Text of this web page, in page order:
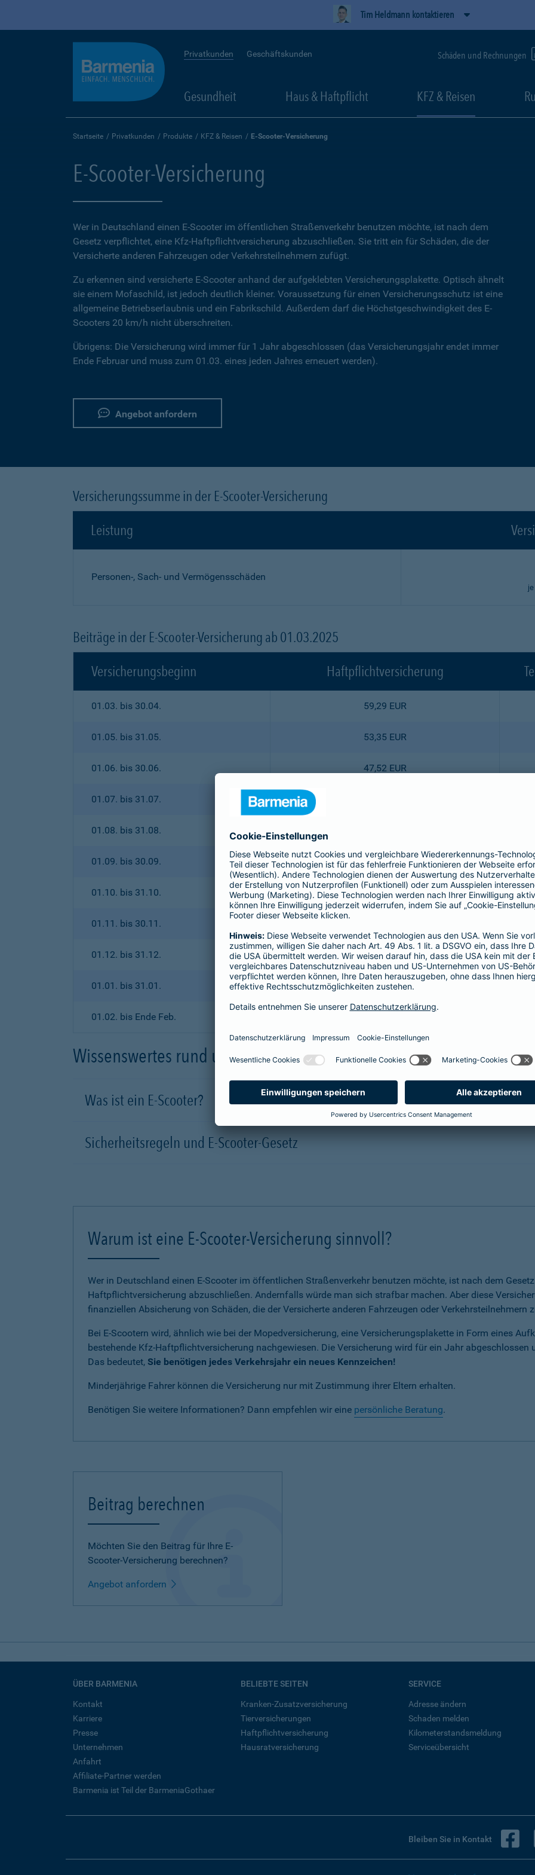
Tim Heldmann kontaktieren
Privatkunden Geschäftskunden Schäden und Rechnungen
Gesundheit Haus & Haftpflicht KFZ & Reisen
Startseite Privatkunden Produkte KFZ & Reisen E-Scooter-Versicherung
E-Scooter-Versicherung
Wer in Deutschland einen E-Scooter im öffentlichen Straßenverkehr benutzen möchte, ist nach dem
Gesetz verpflichtet, eine Kfz-Haftpflichtversicherung abzuschließen. Sie tritt ein für Schäden, die der
Versicherte anderen Fahrzeugen oder Verkehrsteilnehmern zufügt.
Zu erkennen sind versicherte E-Scooter anhand der aufgeklebten Versicherungsplakette. Optisch ähnelt
sie einem Mofaschild, ist jedoch deutlich kleiner. Voraussetzung für einen Versicherungsschutz ist eine
allgemeine Betriebserlaubnis und ein Fabrikschild. Außerdem darf die Höchstgeschwindigkeit des E-
Scooters 20 km/h nicht überschreiten.
Übrigens: Die Versicherung wird immer für 1 Jahr abgeschlossen (das Versicherungsjahr endet immer
Ende Februar und muss zum 01.03. eines jeden Jahres erneuert werden).
Angebot anfordern
Versicherungssumme in der E-Scooter-Versicherung
Leistung
Personen-, Sach- und Vermögensschäden
Beiträge in der E-Scooter-Versicherung ab 01.03.2025
Versicherungsbeginn
Haftpflichtversicherung
01.03. bis 30.04. 59,29 EUR
01.05. bis 31.05. 53,35 EUR
01.06. bis 30.06. 47,52 EUR
01.07. bis 31.07.
01.08. bis 31.08.
01.09. bis 30.09. 35,64 EUR
01.10. bis 31.10. 29,70 EUR
01.11. bis 30.11.
01.12. bis 31.12. 17,82 EUR
01.01. bis 31.01. 14,85 EUR
01.02. bis Ende Feb.
Wissenswertes rund um den E-Scooter
Was ist ein E-Scooter?
Sicherheitsregeln und E-Scooter-Gesetz
Warum ist eine E-Scooter-Versicherung sinnvoll?
Wer in Deutschland einen E-Scooter im öffentlichen Straßenverkehr benutzen möchte, ist nach dem
Haftpflichtversicherung abzuschließen. Andernfalls würde man sich strafbar machen. Aber diese
finanziellen Absicherung von Schäden, die der Versicherte anderen Fahrzeugen oder Verkehrsteilnehmern
Bei E-Scootern wird, ähnlich wie bei der Mopedversicherung, eine Versicherungsplakette in Form eines
bestehende Kfz-Haftpflichtversicherung nachgewiesen. Die Versicherung wird für ein Jahr abgeschlossen
Das bedeutet, Sie benötigen jedes Verkehrsjahr ein neues Kennzeichen!
Minderjährige Fahrer können die Versicherung nur mit Zustimmung ihrer Eltern erhalten.
Benötigen Sie weitere Informationen? Dann empfehlen wir eine persönliche Beratung.
Beitrag berechnen
Möchten Sie den Beitrag für Ihre E-
Scooter-Versicherung berechnen?
Angebot anfordern
ÜBER BARMENIA
Kontakt
Karriere
Presse
Unternehmen
Anfahrt
Affiliate-Partner werden
Barmenia ist Teil der BarmeniaGothaer
BELIEBTE SEITEN
Kranken-Zusatzversicherung
Tierversicherungen
Haftpflichtversicherung
Hausratversicherung
SERVICE
Adresse ändern
Schaden melden
Kilometerstandsmeldung
Serviceübersicht
Bleiben Sie in Kontakt